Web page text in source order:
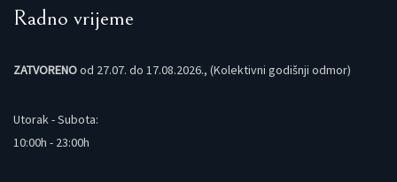
Radno vrijeme
ZATVORENOod 27.07. do 17.08.2026., (Kolektivni godišnji odmor)
Utorak - Subota:
10:00h - 23:00h